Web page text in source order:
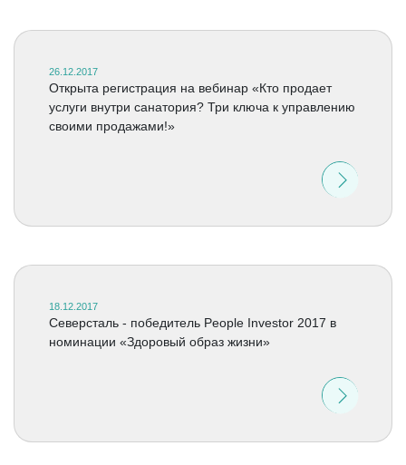
26.12.2017
Открыта регистрация на вебинар «Кто продает
услуги внутри санатория? Три ключа к управлению
своими продажами!»
18.12.2017
Северсталь - победитель People Investor 2017 в
номинации «Здоровый образ жизни»